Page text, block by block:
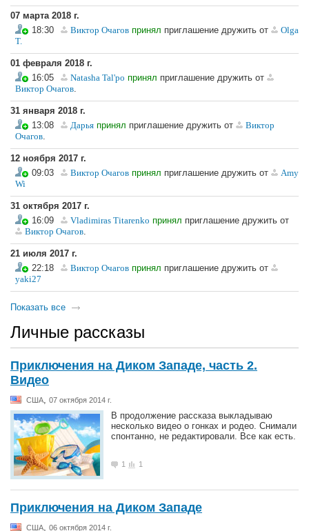
07 марта 2018 г.
18:30
Виктор Очагов принял приглашение дружить от
Olga
T.
01 февраля 2018 г.
16:05
Natasha Tal'po принял приглашение дружить от
Виктор Очагов.
31 января 2018 г.
13:08
Дарья принял приглашение дружить от
Виктор
Очагов.
12 ноября 2017 г.
09:03
Виктор Очагов принял приглашение дружить от
Amy
Wi
31 октября 2017 г.
16:09
Vladimiras Titarenko принял приглашение дружить от
Виктор Очагов.
21 июля 2017 г.
22:18
Виктор Очагов принял приглашение дружить от
yaki27
Показать все
Личные рассказы
Приключения на Диком Западе, часть 2.
Видео
США, 07 октября 2014 г.
В продолжение рассказа выкладываю
несколько видео о гонках и родео. Снимали
спонтанно, не редактировали. Все как есть.
1 1
Приключения на Диком Западе
США, 06 октября 2014 г.